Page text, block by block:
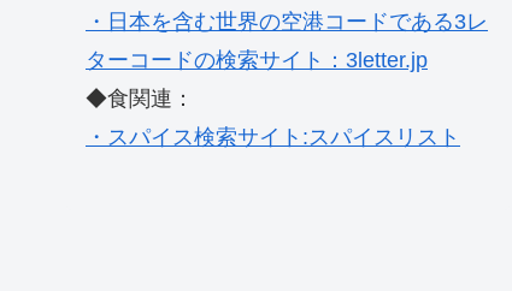
・日本を含む世界の空港コードである3レ
ターコードの検索サイト：3letter.jp
◆食関連：
・スパイス検索サイト:スパイスリスト